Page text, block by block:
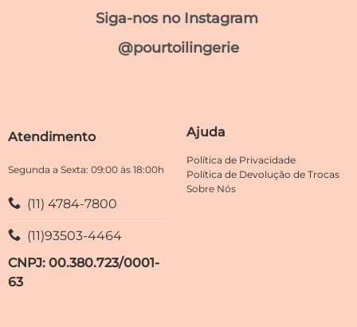
várias
na
do
página
do
Siga-nos no Instagram
@pourtoilingerie
Atendimento
Segunda a Sexta: 09:00 às 18:00h
(11) 4784-7800
(11)93503-4464
CNPJ: 00.380.723/0001-
63
Ajuda
Política de Privacidade
Política de Devolução de Trocas
Sobre Nós